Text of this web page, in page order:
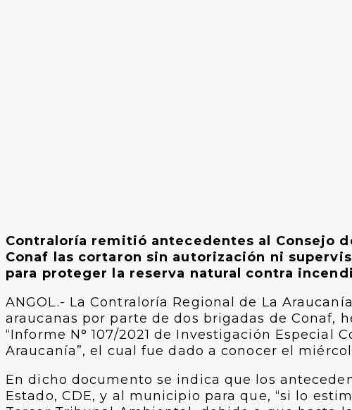
Contraloría remitió antecedentes al Consejo
Conaf las cortaron sin autorización ni
para proteger la reserva natural contra
ANGOL.- La Contraloría Regional de La
araucanas por parte de dos brigadas de Conaf,
“Informe N° 107/2021 de Investigación Especial
Araucanía”, el cual fue dado a conocer el
En dicho documento se indica que los
Estado, CDE, y al municipio para que, “si lo